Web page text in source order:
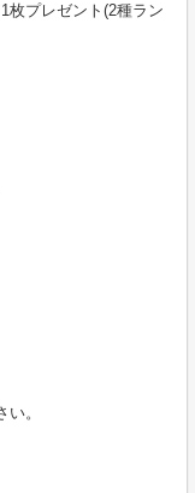
枚プレゼント(2種ラン
。